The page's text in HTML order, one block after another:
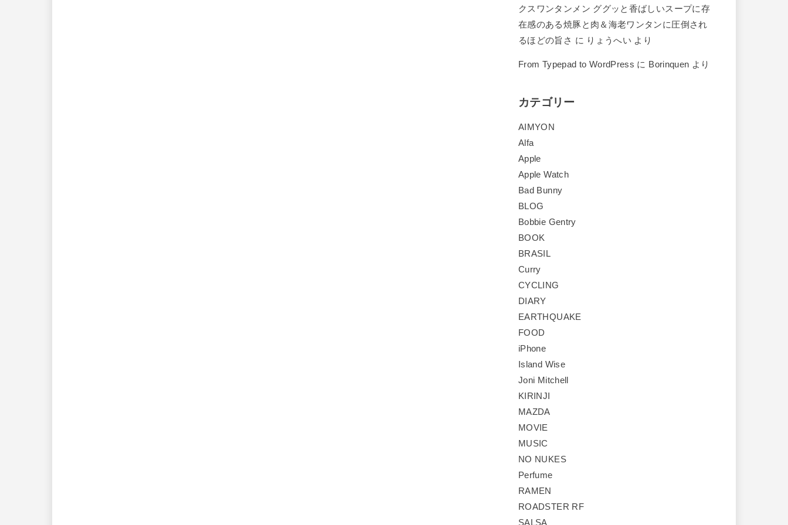
クスワンタンメン ググッと香ばしいスープに存
在感のある焼豚と肉＆海老ワンタンに圧倒され
るほどの旨さ に りょうへい より
From Typepad to WordPress に Borinquen より
カテゴリー
AIMYON
Alfa
Apple
Apple Watch
Bad Bunny
BLOG
Bobbie Gentry
BOOK
BRASIL
Curry
CYCLING
DIARY
EARTHQUAKE
FOOD
iPhone
Island Wise
Joni Mitchell
KIRINJI
MAZDA
MOVIE
MUSIC
NO NUKES
Perfume
RAMEN
ROADSTER RF
SALSA